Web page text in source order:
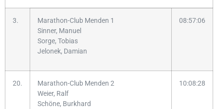
3.
Marathon-Club Menden 1
Sinner, Manuel
Sorge, Tobias
Jelonek, Damian
08:57:06
20.
Marathon-Club Menden 2
Weier, Ralf
Schöne, Burkhard
10:08:28